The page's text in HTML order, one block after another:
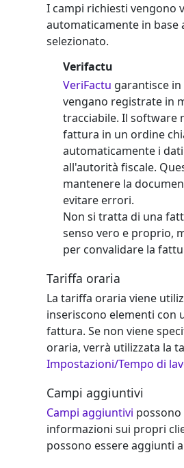
I campi richiesti vengono
automaticamente in base
selezionato.
Verifactu
VeriFactu garantisce
vengano registrate in
tracciabile. Il software
fattura in un ordine
automaticamente i
all'autorità fiscale.
mantenere la
evitare errori.
Non si tratta di una
senso vero e proprio,
per convalidare la
Tariffa oraria
La tariffa oraria viene
inseriscono elementi con
fattura. Se non viene
oraria, verrà utilizzata la
Impostazioni/Tempo di
Campi aggiuntivi
Campi aggiuntivi
informazioni sui propri
possono essere aggiunti